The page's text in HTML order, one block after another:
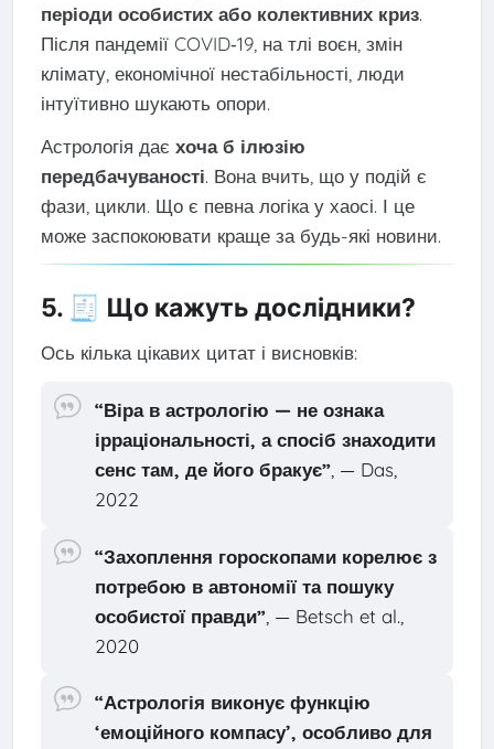
періоди особистих або колективних криз.
Після пандемії COVID‑19, на тлі воєн, змін
клімату, економічної нестабільності, люди
інтуїтивно шукають опори.
Астрологія дає хоча б ілюзію
передбачуваності. Вона вчить, що у подій є
фази, цикли. Що є певна логіка у хаосі. І це
може заспокоювати краще за будь-які новини.
5. 🧾 Що кажуть дослідники?
Ось кілька цікавих цитат і висновків:
“Віра в астрологію — не ознака
ірраціональності, а спосіб знаходити
сенс там, де його бракує” , — Das,
2022
“Захоплення гороскопами корелює з
потребою в автономії та пошуку
особистої правди” , — Betsch et al.,
2020
“Астрологія виконує функцію
‘емоційного компасу’, особливо для